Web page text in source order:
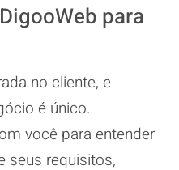
para
no cliente, e
é único.
você para entender
seus requisitos,